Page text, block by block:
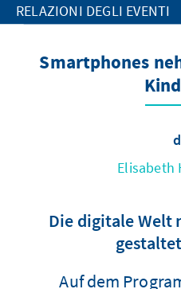
RELAZIONI DEGLI EVENTI
Smartphones
Elisabeth
Die digitale Welt
Auf dem